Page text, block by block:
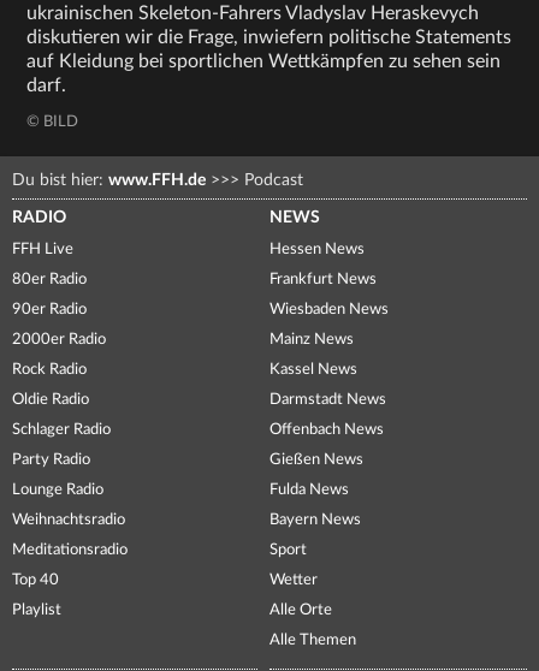
ukrainischen Skeleton-Fahrers Vladyslav Heraskevych
diskutieren wir die Frage, inwiefern politische Statements
auf Kleidung bei sportlichen Wettkämpfen zu sehen sein
darf.
© BILD
Du bist hier: www.FFH.de >>> Podcast
RADIO
FFH Live
80er Radio
90er Radio
2000er Radio
Rock Radio
Oldie Radio
Schlager Radio
Party Radio
Lounge Radio
Weihnachtsradio
Meditationsradio
Top 40
Playlist
NEWS
Hessen News
Frankfurt News
Wiesbaden News
Mainz News
Kassel News
Darmstadt News
Offenbach News
Gießen News
Fulda News
Bayern News
Sport
Wetter
Alle Orte
Alle Themen